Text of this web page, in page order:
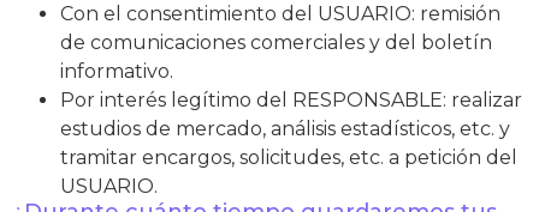
Con el consentimiento del USUARIO: remisión
de comunicaciones comerciales y del boletín
informativo.
Por interés legítimo del RESPONSABLE: realizar
estudios de mercado, análisis estadísticos, etc. y
tramitar encargos, solicitudes, etc. a petición del
USUARIO.